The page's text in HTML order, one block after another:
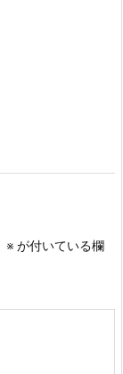
※ が付いている欄